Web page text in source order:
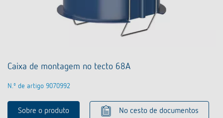
Caixa de montagem no tecto 68A
N.º de artigo 9070992
Sobre o produto No cesto de documentos